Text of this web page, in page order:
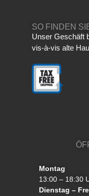
SO FINDEN
Unser Geschäft
vis-à-vis alte
Montag
13:00 – 18:30
Dienstag –